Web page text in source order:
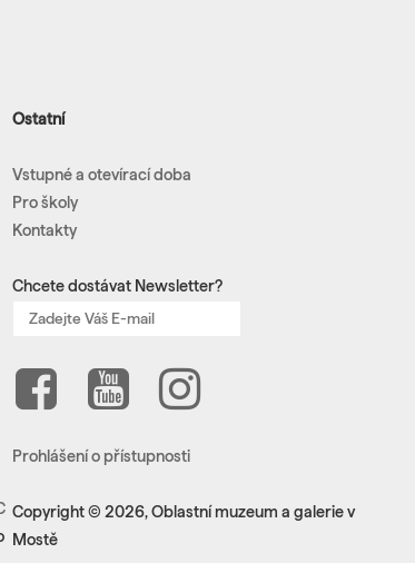
Ostatní
Vstupné a otevírací doba
Pro školy
Kontakty
Chcete dostávat Newsletter?
Prohlášení o přístupnosti
Copyright © 2026, Oblastní muzeum a galerie v
Mostě